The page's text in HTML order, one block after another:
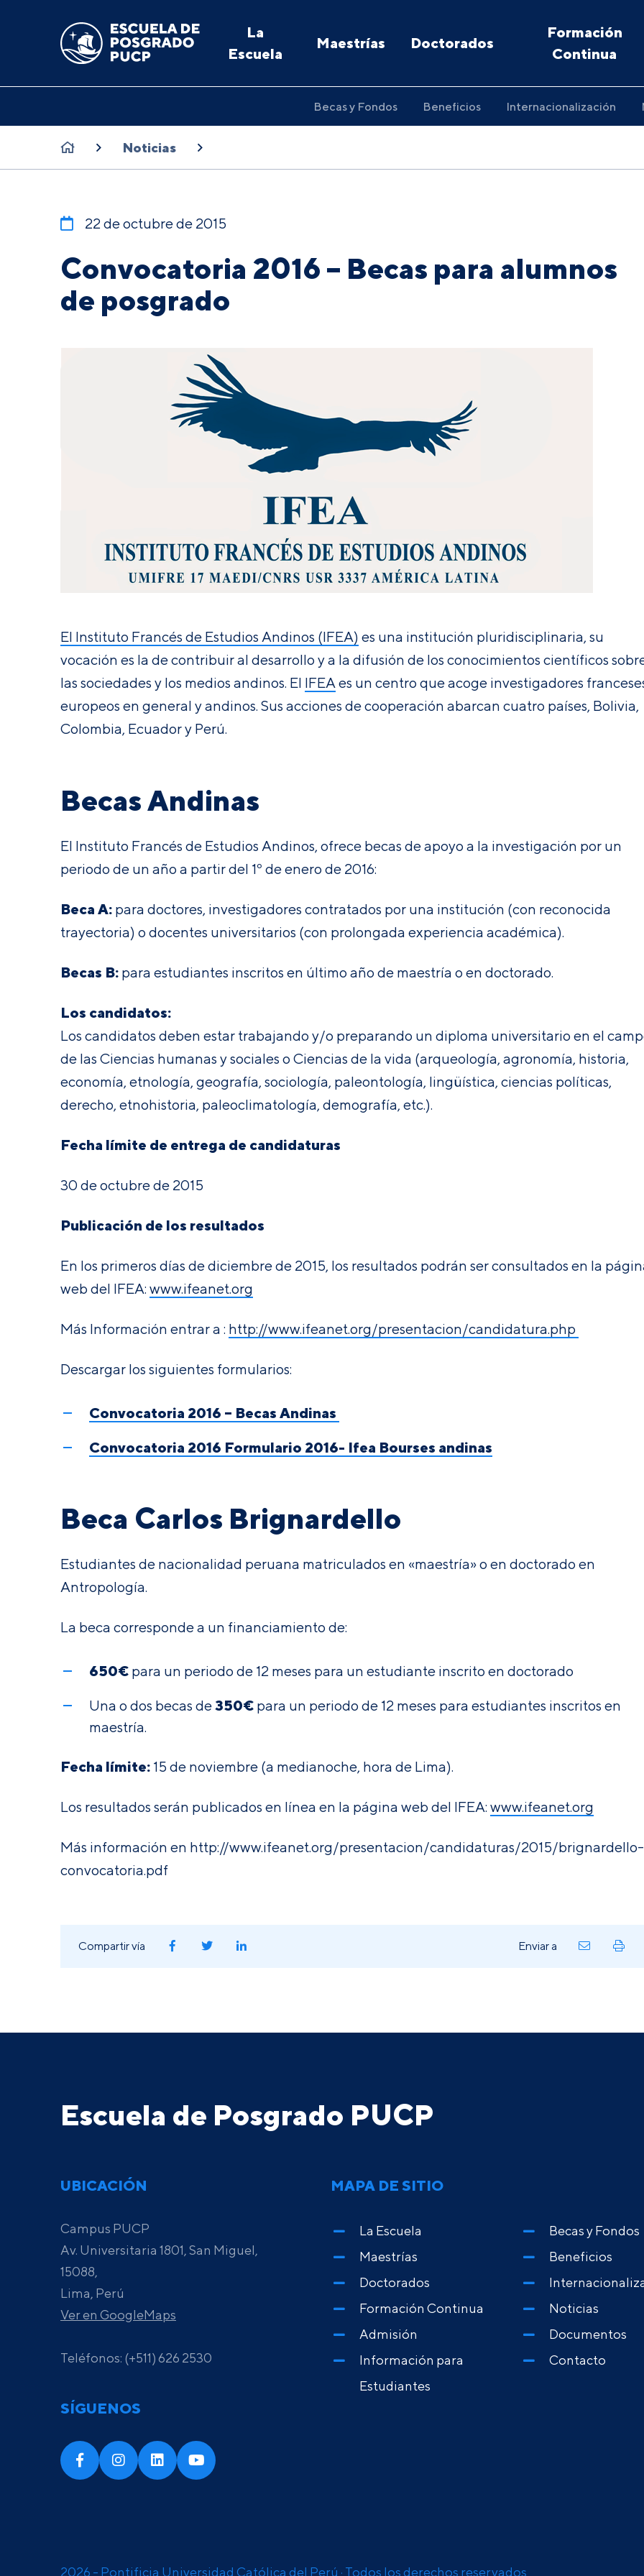
La
Escuela
Maestrías Doctorados
Formación
Continua
Becas y Fondos Beneficios Internacionalización
Noticias
22 de octubre de 2015
Convocatoria 2016 – Becas para alumnos
de posgrado
El Instituto Francés de Estudios Andinos (IFEA) es una institución pluridisciplinaria, su
vocación es la de contribuir al desarrollo y a la difusión de los conocimientos científicos
las sociedades y los medios andinos. El IFEA es un centro que acoge investigadores
europeos en general y andinos. Sus acciones de cooperación abarcan cuatro países, Bolivia,
Colombia, Ecuador y Perú.
Becas Andinas
El Instituto Francés de Estudios Andinos, ofrece becas de apoyo a la investigación por un
periodo de un año a partir del 1º de enero de 2016:
Beca A: para doctores, investigadores contratados por una institución (con reconocida
trayectoria) o docentes universitarios (con prolongada experiencia académica).
Becas B: para estudiantes inscritos en último año de maestría o en doctorado.
Los candidatos:
Los candidatos deben estar trabajando y/o preparando un diploma universitario en el
de las Ciencias humanas y sociales o Ciencias de la vida (arqueología, agronomía, historia,
economía, etnología, geografía, sociología, paleontología, lingüística, ciencias políticas,
derecho, etnohistoria, paleoclimatología, demografía, etc.).
Fecha límite de entrega de candidaturas
30 de octubre de 2015
Publicación de los resultados
En los primeros días de diciembre de 2015, los resultados podrán ser consultados en la
web del IFEA: www.ifeanet.org
Más Información entrar a : http://www.ifeanet.org/presentacion/candidatura.php
Descargar los siguientes formularios:
Convocatoria 2016 – Becas Andinas
Convocatoria 2016 Formulario 2016- Ifea Bourses andinas
Beca Carlos Brignardello
Estudiantes de nacionalidad peruana matriculados en «maestría» o en doctorado en
Antropología.
La beca corresponde a un financiamiento de:
650€ para un periodo de 12 meses para un estudiante inscrito en doctorado
Una o dos becas de350€ para un periodo de 12 meses para estudiantes inscritos en
maestría.
Fecha límite: 15 de noviembre (a medianoche, hora de Lima).
Los resultados serán publicados en línea en la página web del IFEA: www.ifeanet.org
Más información en http://www.ifeanet.org/presentacion/candidaturas/2015/brignardello-
convocatoria.pdf
Compartir vía Enviar a
Escuela de Posgrado PUCP
UBICACIÓN
Campus PUCP
Av. Universitaria 1801, San Miguel,
15088,
Lima, Perú
Ver en GoogleMaps
Teléfonos: (+511) 626 2530
SÍGUENOS
MAPA DE SITIO
La Escuela
Maestrías
Doctorados
Formación Continua
Admisión
Información para
Estudiantes
Becas y Fondos
Beneficios
Noticias
Documentos
Contacto
2026 - Pontificia Universidad Católica del Perú · Todos los derechos reservados